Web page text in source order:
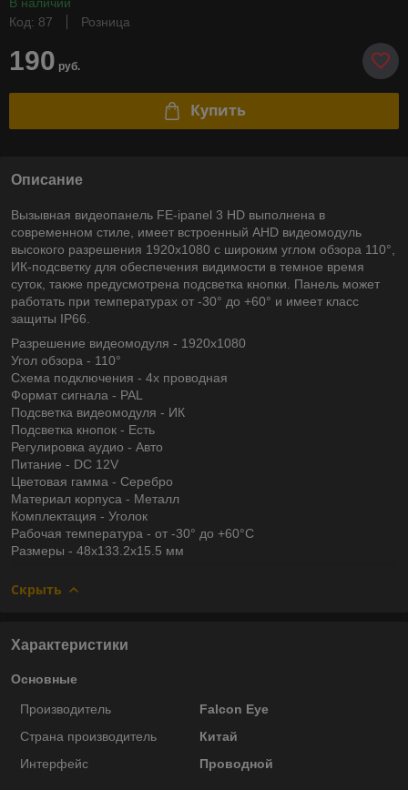
Код: 87
Розница
190 руб.
Купить
Описание
Вызывная видеопанель FE-ipanel 3 HD выполнена в
современном стиле, имеет встроенный AHD видеомодуль
высокого разрешения 1920x1080 с широким углом обзора 110°,
ИК-подсветку для обеспечения видимости в темное время
суток, также предусмотрена подсветка кнопки. Панель может
работать при температурах от -30° до +60° и имеет класс
защиты IP66.
Разрешение видеомодуля - 1920х1080
Угол обзора - 110°
Схема подключения - 4х проводная
Формат сигнала - PAL
Подсветка видеомодуля - ИК
Подсветка кнопок - Есть
Регулировка аудио - Авто
Питание - DC 12V
Цветовая гамма - Серебро
Материал корпуса - Металл
Комплектация - Уголок
Рабочая температура - от -30° до +60°С
Размеры - 48x133.2х15.5 мм
Скрыть
Характеристики
Основные
Производитель
Falcon Eye
Страна производитель
Китай
Интерфейс
Проводной